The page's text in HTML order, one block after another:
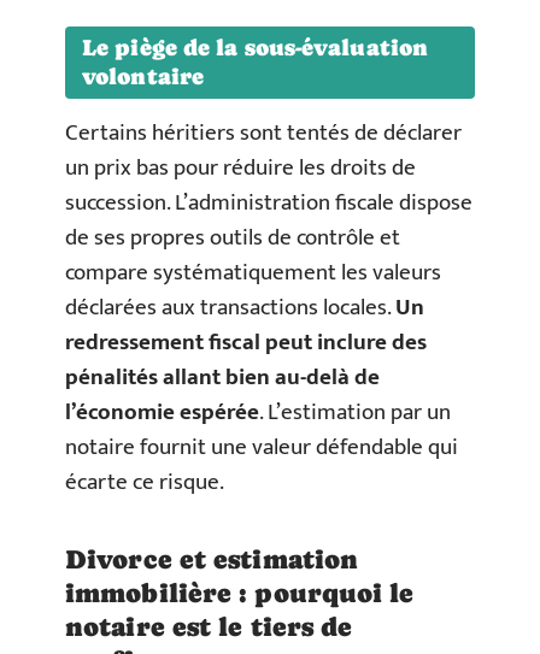
Le piège de la sous-évaluation
volontaire
Certains héritiers sont tentés de déclarer
un prix bas pour réduire les droits de
succession. L’administration fiscale dispose
de ses propres outils de contrôle et
compare systématiquement les valeurs
déclarées aux transactions locales.Un
redressement fiscal peut inclure des
pénalités allant bien au-delà de
l’économie espérée. L’estimation par un
notaire fournit une valeur défendable qui
écarte ce risque.
Divorce et estimation
immobilière : pourquoi le
notaire est le tiers de